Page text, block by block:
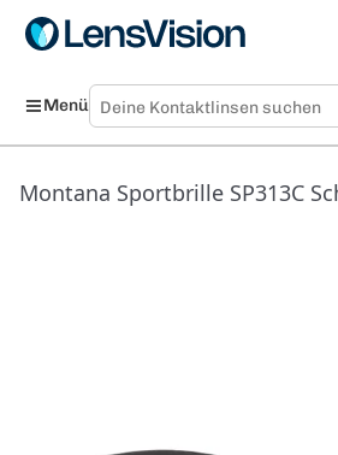
Menü
Montana Sportbrille SP313C